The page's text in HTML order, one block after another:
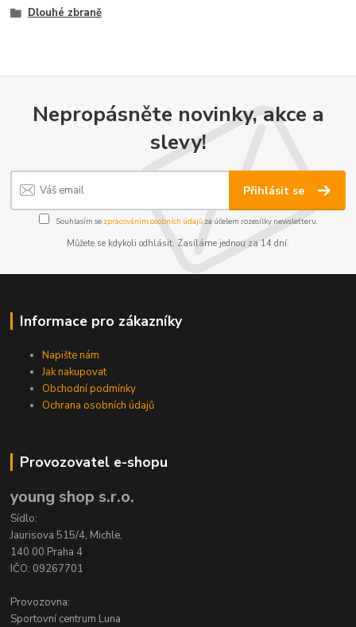
Dlouhé zbraně
Nepropásněte novinky, akce a
slevy!
Přihlásit se
Souhlasím se zpracováním osobních údajůza účelem rozesílky newsletteru.
Můžete se kdykoli odhlásit. Zasíláme jednou za 14 dní.
Informace pro zákazníky
Napište nám
Jak nakupovat
Obchodní podmínky
Ochrana osobních údajů
Provozovatel e-shopu
young shop s.r.o.
Sídlo:
Jaurisova 515/4, Michle,
140 00 Praha 4
IČO: 09267701
Provozovna:
Sportovní centrum Luna